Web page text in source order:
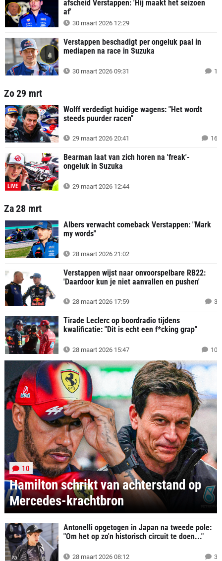
afscheid Verstappen: 'Hij maakt het seizoen
af'
30 maart 2026 12:29
Verstappen beschadigt per ongeluk paal in
mediapen na race in Suzuka
30 maart 2026 09:31 1
Zo 29 mrt
Wolff verdedigt huidige wagens: "Het wordt
steeds puurder racen"
29 maart 2026 20:41 16
LIVE
Bearman laat van zich horen na 'freak'-
ongeluk in Suzuka
29 maart 2026 12:44
Za 28 mrt
Albers verwacht comeback Verstappen: "Mark
my words"
28 maart 2026 21:02
Verstappen wijst naar onvoorspelbare RB22:
'Daardoor kun je niet aanvallen en pushen'
28 maart 2026 17:59 3
Tirade Leclerc op boordradio tijdens
kwalificatie: "Dit is echt een f*cking grap"
28 maart 2026 15:47 10
Hamilton schrikt van achterstand op
Mercedes-krachtbron
10
Antonelli opgetogen in Japan na tweede pole:
"Om het op zo'n historisch circuit te doen..."
28 maart 2026 08:12 3